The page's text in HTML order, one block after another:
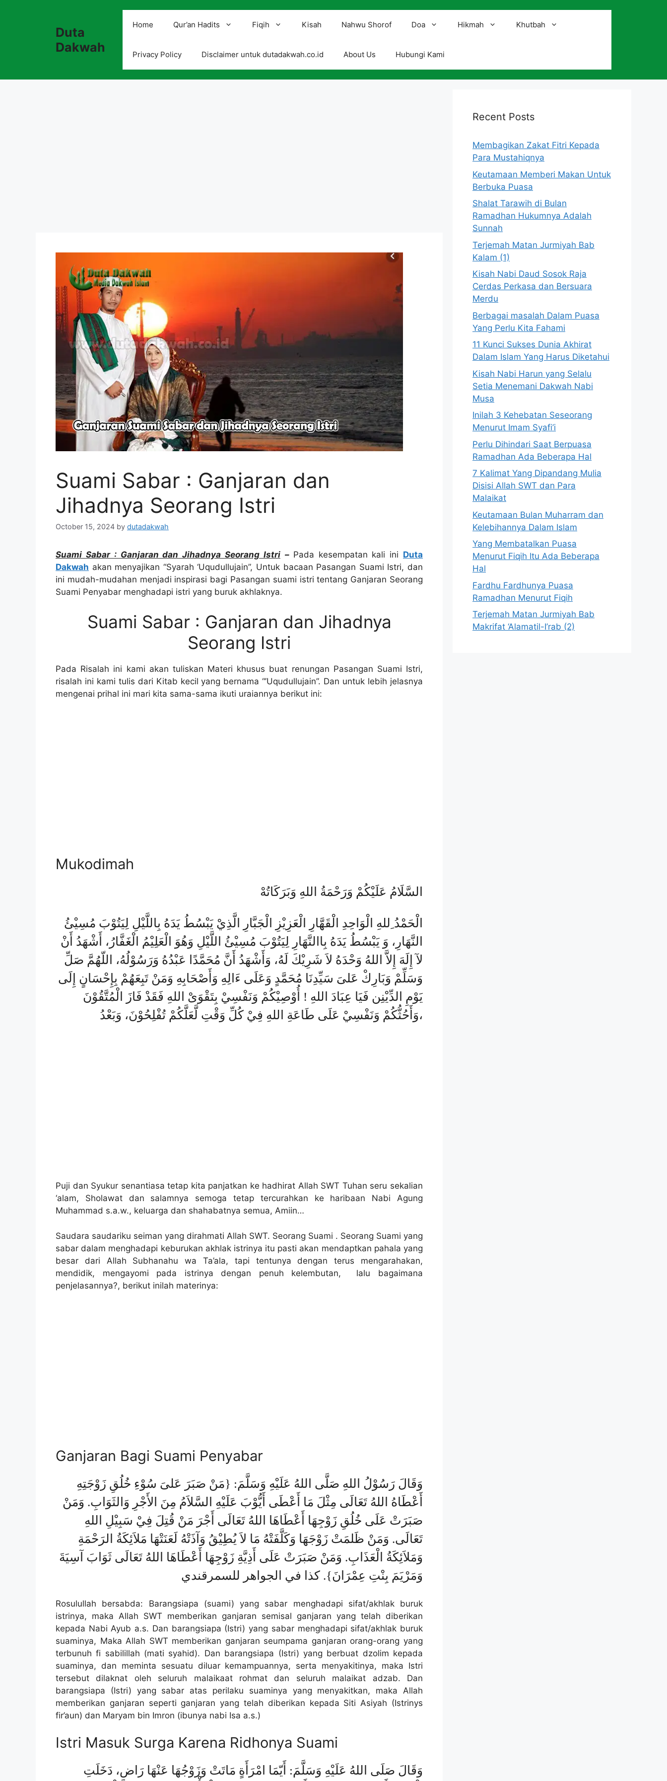
Duta
Dakwah
Home Qur’an Hadits Fiqih Kisah Nahwu Shorof Doa Hikmah Khutbah
Privacy Policy Disclaimer untuk dutadakwah.co.id About Us Hubungi Kami
Suami Sabar : Ganjaran dan
Jihadnya Seorang Istri
October 15, 2024 by dutadakwah
Suami Sabar : Ganjaran dan Jihadnya Seorang Istri – Pada kesempatan kali ini Duta
Dakwah akan menyajikan “Syarah ‘Uqudullujain”, Untuk bacaan Pasangan Suami Istri, dan
ini mudah-mudahan menjadi inspirasi bagi Pasangan suami istri tentang Ganjaran Seorang
Suami Penyabar menghadapi istri yang buruk akhlaknya.
Suami Sabar : Ganjaran dan Jihadnya
Seorang Istri
Pada Risalah ini kami akan tuliskan Materi khusus buat renungan Pasangan Suami Istri,
risalah ini kami tulis dari Kitab kecil yang bernama “’Uqudullujain”. Dan untuk lebih jelasnya
mengenai prihal ini mari kita sama-sama ikuti uraiannya berikut ini:
Mukodimah
السَّلَامُ عَلَيْكُمْ وَرَحْمَةُ اللهِ وَبَرَكَاتُهْ
الْحَمْدُ ِللهِ الْوَاحِدِ الْقَهَّارِ الْعَزِيْزِ الْجَبَّارِ الَّذِيْ يَبْسُطُ يَدَهُ بِاللَّيْلِ لِيَتُوْبَ مُسِيْئُ
النَّهَارِ، وَ يَبْسُطُ يَدَهُ بِاالنَّهَارِ لِيَتُوْبَ مُسِيْئُ اللَّيْلِ وَهُوَ الْعَلِيْمُ الْغَفَّارُ، أَشْهَدُ أَنْ
لآ إِلَهَ إِلاَّ اللهُ وَحْدَهُ لاَ شَرِيْكَ لَهُ، وَأَشْهَدُ أَنَّ مُحَمَّدًا عَبْدُهُ وَرَسُوْلُهُ، اللّهُمَّ صَلِّ
وَسَلِّمْ وَبَارِكْ عَلىَ سَيِّدِنَا مُحَمَّدٍ وَعَلَى ءَالِهِ وَأَصْحَابِهِ وَمَنْ تَبِعَهُمْ بِإِحْسَانٍ إِلَى
يَوْمِ الدِّيْنِن فَيَا عِبَادَ اللهِ ! أُوْصِيْكُمْ وَنَفْسِيْ بِتَقْوَىْ اللهِ فَقَدْ فَازَ الْمُتَّقُوْنَ
وَأَحُثُّكُمْ وَنَفْسِيْ عَلَى طَاعَةِ اللهِ فِيْ كُلِّ وَقْتِ لَّعَلَّكُمْ تُفْلِحُوْنَ، وَبَعْدُ،
Puji dan Syukur senantiasa tetap kita panjatkan ke hadhirat Allah SWT Tuhan seru sekalian
‘alam, Sholawat dan salamnya semoga tetap tercurahkan ke haribaan Nabi Agung
Muhammad s.a.w., keluarga dan shahabatnya semua, Amiin…
Saudara saudariku seiman yang dirahmati Allah SWT. Seorang Suami . Seorang Suami yang
sabar dalam menghadapi keburukan akhlak istrinya itu pasti akan mendaptkan pahala yang
besar dari Allah Subhanahu wa Ta’ala, tapi tentunya dengan terus mengarahakan,
mendidik, mengayomi pada istrinya dengan penuh kelembutan, lalu bagaimana
penjelasannya?, berikut inilah materinya:
Ganjaran Bagi Suami Penyabar
وَقَالَ رَسُوْلُ اللهِ صَلَّى اللهُ عَلَيْهِ وَسَلَّمَ: {مَنْ صَبَرَ عَلىَ سُوْءِ خُلُقِ زَوْجَتِهِ
أَعْطَاهُ اللهُ تَعَالَى مِثْلَ مَا أَعْطَى أَيُّوْبَ عَلَيْهِ السَّلاَمُ مِنَ الأَجْرِ وَالثَوَابِ. وَمَنْ
صَبَرَتْ عَلَى خُلُقِ زَوْجِهَا أَعْطَاهَا اللهُ تَعَالَى أَجْرَ مَنْ قُتِلَ فِيْ سَبِيْلِ اللهِ
تَعَالَى. وَمَنْ ظَلمَتْ زَوْجَهَا وَكَلَّفَتْهُ مَا لاَ يُطِيْقُ وَآذَتْهُ لَعَنَتْهَا مَلاَئِكَةُ الرَحْمَةِ
وَمَلاَئِكَةُ الْعَذَابِ. وَمَنْ صَبَرَتْ عَلَى أَذِيَّةِ زَوْجِهَا أَعْطَاهَا اللهُ تَعَالَى ثَوَابَ آسِيَةَ
وَمَرْيَمَ بِنْتِ عِمْرَانَ}. كذا في الجواهر للسمرقندي
Rosulullah bersabda: Barangsiapa (suami) yang sabar menghadapi sifat/akhlak buruk
istrinya, maka Allah SWT memberikan ganjaran semisal ganjaran yang telah diberikan
kepada Nabi Ayub a.s. Dan barangsiapa (Istri) yang sabar menghadapi sifat/akhlak buruk
suaminya, Maka Allah SWT memberikan ganjaran seumpama ganjaran orang-orang yang
terbunuh fi sabilillah (mati syahid). Dan barangsiapa (Istri) yang berbuat dzolim kepada
suaminya, dan meminta sesuatu diluar kemampuannya, serta menyakitinya, maka Istri
tersebut dilaknat oleh seluruh malaikaat rohmat dan seluruh malaikat adzab. Dan
barangsiapa (Istri) yang sabar atas perilaku suaminya yang menyakitkan, maka Allah
memberikan ganjaran seperti ganjaran yang telah diberikan kepada Siti Asiyah (Istrinys
fir’aun) dan Maryam bin Imron (ibunya nabi Isa a.s.)
Istri Masuk Surga Karena Ridhonya Suami
وَقَالَ صَلَى اللهُ عَلَيْهِ وَسَلَّمَ: أَيّمَا امْرَأَةٍ مَاتَتْ وَزَوْجُهَا عَنْهَا رَاضٍ، دَخَلَتِ
Recent Posts
Membagikan Zakat Fitri Kepada
Para Mustahiqnya
Keutamaan Memberi Makan Untuk
Berbuka Puasa
Shalat Tarawih di Bulan
Ramadhan Hukumnya Adalah
Sunnah
Terjemah Matan Jurmiyah Bab
Kalam (1)
Kisah Nabi Daud Sosok Raja
Cerdas Perkasa dan Bersuara
Merdu
Berbagai masalah Dalam Puasa
Yang Perlu Kita Fahami
11 Kunci Sukses Dunia Akhirat
Dalam Islam Yang Harus Diketahui
Kisah Nabi Harun yang Selalu
Setia Menemani Dakwah Nabi
Musa
Inilah 3 Kehebatan Seseorang
Menurut Imam Syafi’i
Perlu Dihindari Saat Berpuasa
Ramadhan Ada Beberapa Hal
7 Kalimat Yang Dipandang Mulia
Disisi Allah SWT dan Para
Malaikat
Keutamaan Bulan Muharram dan
Kelebihannya Dalam Islam
Yang Membatalkan Puasa
Menurut Fiqih Itu Ada Beberapa
Hal
Fardhu Fardhunya Puasa
Ramadhan Menurut Fiqih
Terjemah Matan Jurmiyah Bab
Makrifat ‘Alamatil-I’rab (2)